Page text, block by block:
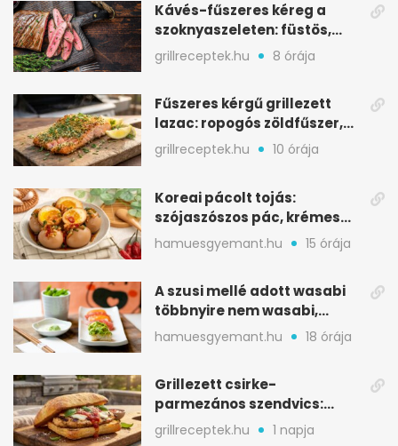
Kávés-fűszeres kéreg a
szoknyaszeleten: füstös,
csokoládés mélység
grillreceptek.hu 8 órája
Fűszeres kérgű grillezett
lazac: ropogós zöldfűszer,
szaftos belső
grillreceptek.hu 10 órája
Koreai pácolt tojás:
szójaszószos pác, krémes
sárgája, pár óra alatt
hamuesgyemant.hu 15 órája
A szusi mellé adott wasabi
többnyire nem wasabi,
hanem fűszerkeverék
hamuesgyemant.hu 18 órája
Grillezett csirke-
parmezános szendvics:
ropogós csirke, olvadó sajt
grillreceptek.hu 1 napja